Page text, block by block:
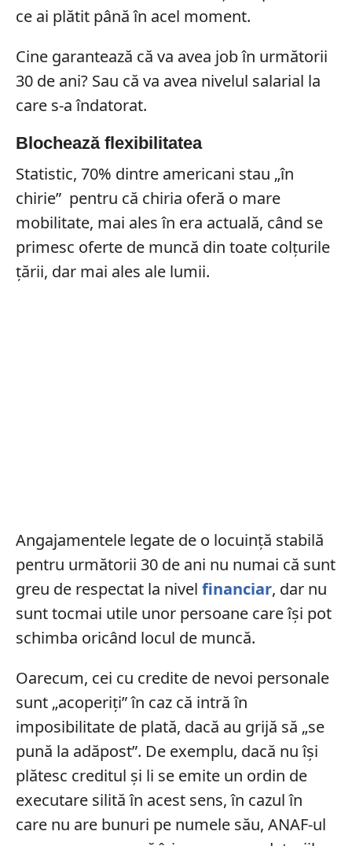
ce ai plătit până în acel moment.
Cine garantează că va avea job în următorii
30 de ani? Sau că va avea nivelul salarial la
care s-a îndatorat.
Blochează flexibilitatea
Statistic, 70% dintre americani stau „în
chirie” pentru că chiria oferă o mare
mobilitate, mai ales în era actuală, când se
primesc oferte de muncă din toate colţurile
ţării, dar mai ales ale lumii.
Angajamentele legate de o locuinţă stabilă
pentru următorii 30 de ani nu numai că sunt
greu de respectat la nivel financiar, dar nu
sunt tocmai utile unor persoane care îşi pot
schimba oricând locul de muncă.
Oarecum, cei cu credite de nevoi personale
sunt „acoperiţi” în caz că intră în
imposibilitate de plată, dacă au grijă să „se
pună la adăpost”. De exemplu, dacă nu îşi
plătesc creditul şi li se emite un ordin de
executare silită în acest sens, în cazul în
care nu are bunuri pe numele său, ANAF-ul